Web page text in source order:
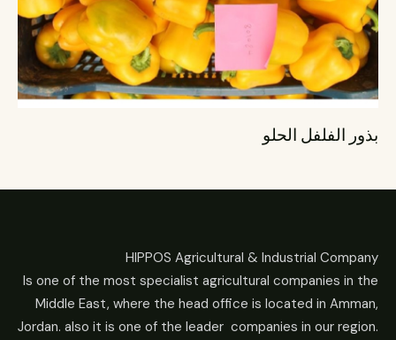
بذور الفلفل الحلو
HIPPOS Agricultural & Industrial Company
Is one of the most specialist agricultural companies in the
Middle East, where the head office is located in Amman,
Jordan. also it is one of the leader companies in our region.